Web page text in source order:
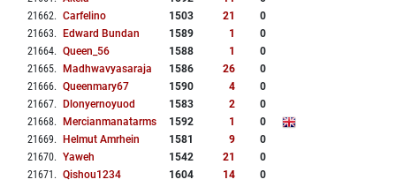
21662. Carfelino 1503 21
0
21663. Edward Bundan 1589 1
0
21664. Queen_56 1588 1
0
21665. Madhwavyasaraja 1586 26
0
21666. Queenmary67 1590 4
0
21667. Dlonyernoyuod 1583 2
0
21668. Mercianmanatarms 1592 1
0
21669. Helmut Amrhein 1581 9
0
21670. Yaweh 1542 21
0
21671 . Qishou1234 1604 14
0